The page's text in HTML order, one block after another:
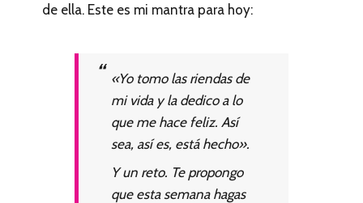
de ella. Este es mi mantra para hoy:
«Yo tomo las riendas de
mi vida y la dedico a lo
que me hace feliz. Así
sea, así es, está hecho».
Y un reto. Te propongo
que esta semana hagas